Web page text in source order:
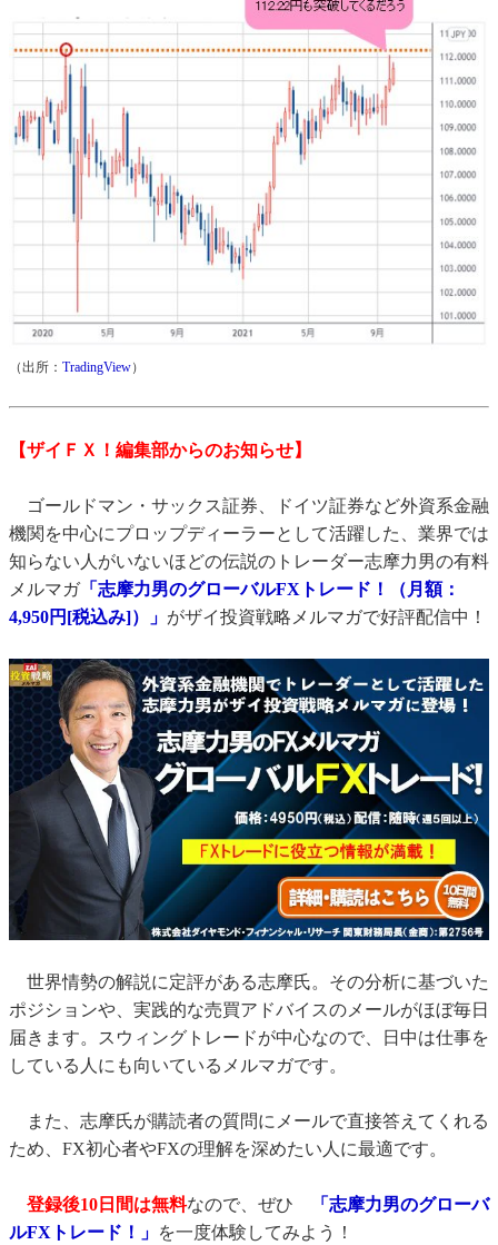
（出所： TradingView）
【ザイＦＸ！編集部からのお知らせ】
ゴールドマン・サックス証券、ドイツ証券など外資系金融
機関を中心にプロップディーラーとして活躍した、業界では
知らない人がいないほどの伝説のトレーダー志摩力男の有料
メルマガ「志摩力男のグローバルFXトレード！（月額：
4,950円[税込み]）」 がザイ投資戦略メルマガで好評配信中！
世界情勢の解説に定評がある志摩氏。その分析に基づいた
ポジションや、実践的な売買アドバイスのメールがほぼ毎日
届きます。スウィングトレードが中心なので、日中は仕事を
している人にも向いているメルマガです。
また、志摩氏が購読者の質問にメールで直接答えてくれる
ため、FX初心者やFXの理解を深めたい人に最適です。
登録後10日間は無料なので、ぜひ
「志摩力男のグローバ
ルFXトレード！」 を一度体験してみよう！